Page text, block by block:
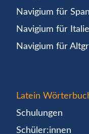
Navigium für
Navigium für
Navigium für
Latein
Schulungen
Schüler:innen